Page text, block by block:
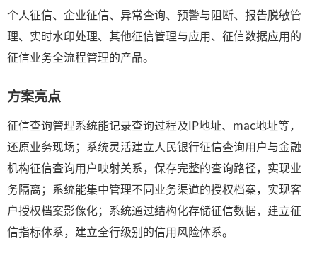
个人征信、企业征信、异常查询、预警与阻断、报告脱敏管
理、实时水印处理、其他征信管理与应用、征信数据应用的
征信业务全流程管理的产品。
方案亮点
征信查询管理系统能记录查询过程及IP地址、mac地址等，
还原业务现场；系统灵活建立人民银行征信查询用户与金融
机构征信查询用户映射关系，保存完整的查询路径，实现业
务隔离；系统能集中管理不同业务渠道的授权档案，实现客
户授权档案影像化；系统通过结构化存储征信数据，建立征
信指标体系，建立全行级别的信用风险体系。